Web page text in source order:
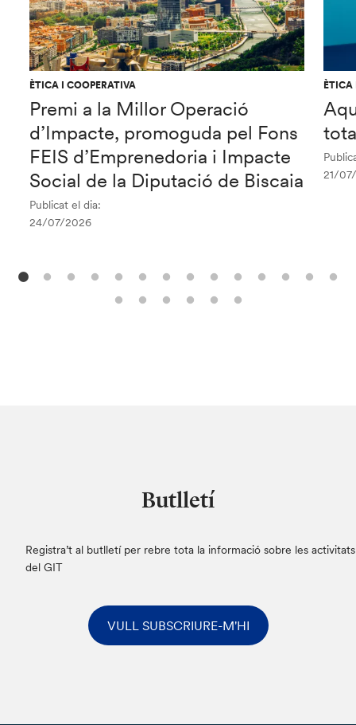
ÈTICA I COOPERATIVA
Premi a la Millor Operació
d’Impacte, promoguda pel Fons
FEIS d’Emprenedoria i Impacte
Social de la Diputació de Biscaia
Publicat el dia:
24/07/2026
ÈTICA
21/
Butlletí
Registra’t al butlletí per rebre tota la informació sobre les activitats
del GIT
VULL SUBSCRIURE-M'HI